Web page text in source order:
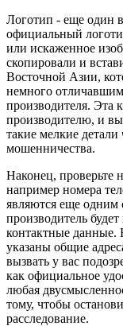
Логотип - еще один
официальный
или искаженное
скопировали и
Восточной Азии,
немного
производителя. Эта
производителю, и
такие мелкие
мошенничества.
Наконец, проверьте
например номера
являются еще одним
производитель
контактные данные.
указаны общие
вызвать у вас
как официальное
любая
тому, чтобы
расследование.